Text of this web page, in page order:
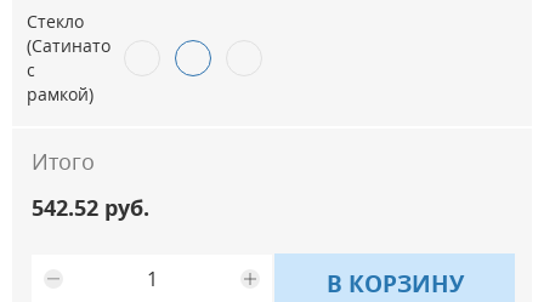
Стекло
(Сатинато
с
рамкой)
Итого
542.52 руб.
В КОРЗИНУ